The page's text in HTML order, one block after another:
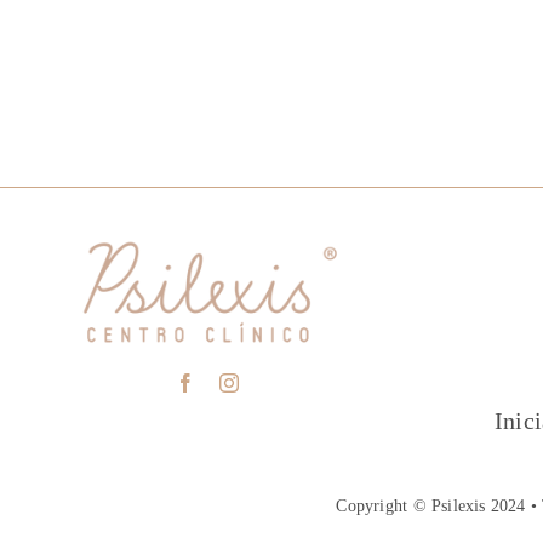
Copyright © Psilexis 2024 •